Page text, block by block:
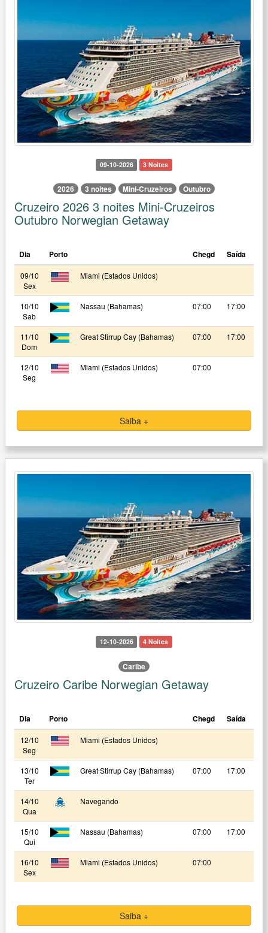
09-10-2026 3 Noites
2026 3 noites Mini-Cruzeiros Outubro
Cruzeiro 2026 3 noites Mini-Cruzeiros
Outubro Norwegian Getaway
Dia Porto Chegd Saída
09/10
Sex
Miami (Estados Unidos)
10/10
Sab
Nassau (Bahamas) 07:00 17:00
11/10
Dom
Great Stirrup Cay (Bahamas) 07:00 17:00
12/10
Seg
Miami (Estados Unidos) 07:00
Saiba +
12-10-2026 4 Noites
Caribe
Cruzeiro Caribe Norwegian Getaway
Dia Porto Chegd Saída
12/10
Seg
Miami (Estados Unidos)
13/10
Ter
Great Stirrup Cay (Bahamas) 07:00 17:00
14/10
Qua
Navegando
15/10
Qui
Nassau (Bahamas) 07:00 17:00
16/10
Sex
Miami (Estados Unidos) 07:00
Saiba +